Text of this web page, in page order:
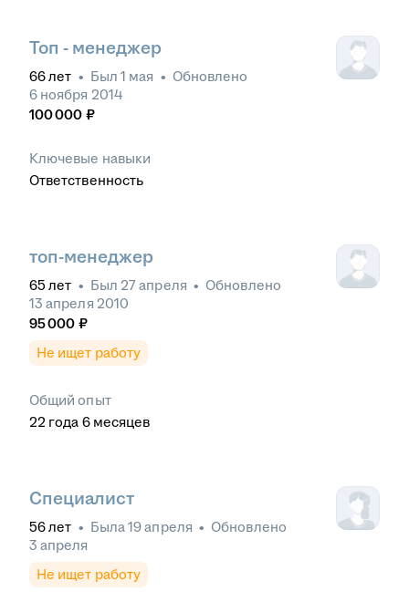
Топ - менеджер
66лет • Был 1 мая • Обновлено
6 ноября 2014
100 000 ₽
Ключевые навыки
Ответственность
топ-менеджер
65 лет • Был 27 апреля • Обновлено
13 апреля 2010
95 000 ₽
Не ищет работу
Общий опыт
22 года 6 месяцев
Специалист
56лет • Была19 апреля • Обновлено
3 апреля
Не ищет работу